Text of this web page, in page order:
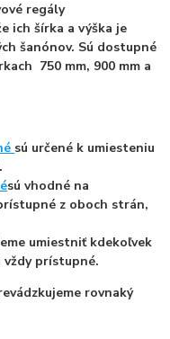
regály
ich šírka a výška je
šanónov. Sú dostupné
750 mm, 900 mm a
sú určené k umiesteniu
sú vhodné na
z oboch strán,
umiestniť kdekoľvek
vždy prístupné.
rovnaký